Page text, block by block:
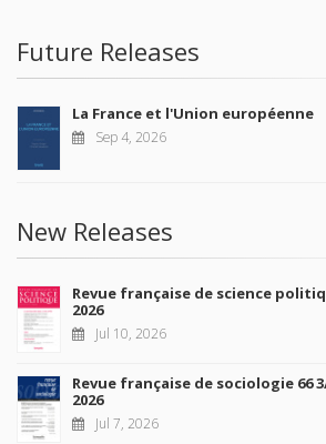
Future Releases
La France et l'Union européenne
Sep 4, 2026
New Releases
Revue française de science
2026
Jul 10, 2026
Revue française de sociologie 66
2026
Jul 7, 2026